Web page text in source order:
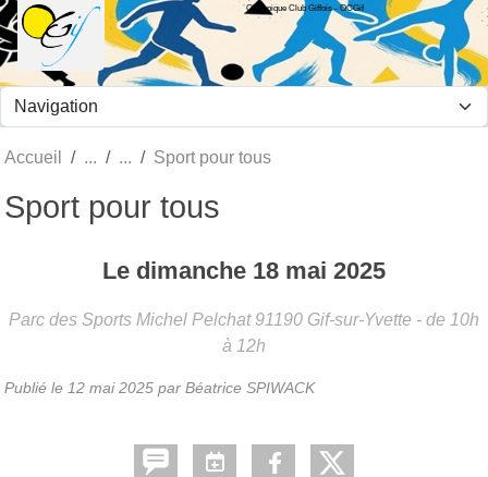
Olympique Club Giffois - OCGif
Accueil Sport pour tous
Sport pour tous
Le dimanche 18 mai 2025
Parc des Sports Michel Pelchat 91190 Gif-sur-Yvette - de 10h
à 12h
Publié le 12 mai 2025 par Béatrice SPIWACK
Panneau de gestion des cookies